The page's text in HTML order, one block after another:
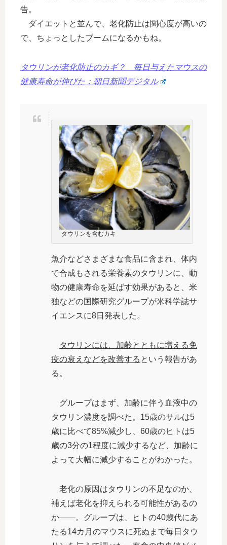
告。
ダイエットと並んで、老化防止は関心度が高いの
で、ちょっとしたブームになるかもね。
タウリンが老化防止のカギ？ 毎日与えたマウスの
健康寿命が伸びた：朝日新聞デジタル
タウリンを含むカキ
魚介などさまざまな食品に含まれ、体内
で合成もされる栄養素のタウリンに、動
物の健康寿命を延ばす効果があると、米
独などの国際研究グループが米科学誌サ
イエンスに8日発表した。
タウリンには、加齢とともに増える免
疫の衰えなどを改善する という報告があ
る。
グループはまず、加齢に伴う血液中の
タウリン濃度を調べた。15歳のサルは5
歳に比べて85%減少し、60歳のヒトは5
歳の3分の1程度に減少するなど、加齢に
よって大幅に減少することがわかった。
老化の原因はタウリンの不足なのか、
補えば老化を抑えられる可能性があるの
か――。グループは、ヒトの40歳代にあ
たる14カ月のマウスに死ぬまで毎日タウ